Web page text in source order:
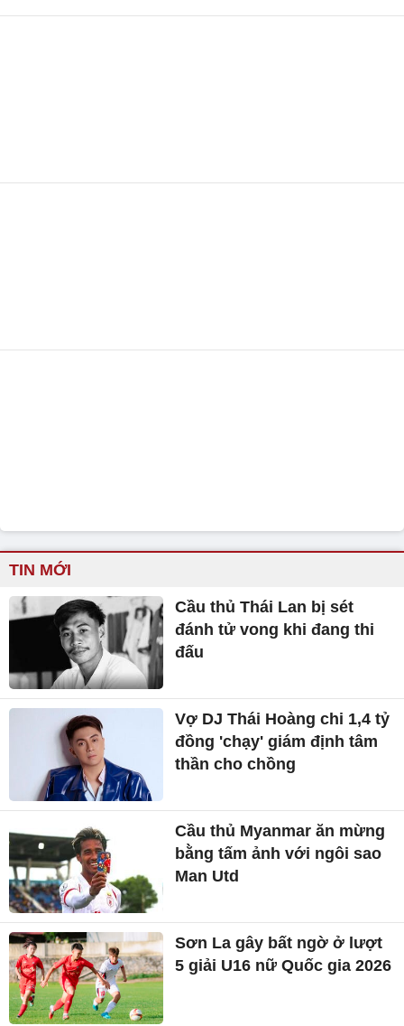
TIN MỚI
Cầu thủ Thái Lan bị sét
đánh tử vong khi đang thi
đấu
Vợ DJ Thái Hoàng chi 1,4 tỷ
đồng 'chạy' giám định tâm
thần cho chồng
Cầu thủ Myanmar ăn mừng
bằng tấm ảnh với ngôi sao
Man Utd
Sơn La gây bất ngờ ở lượt
5 giải U16 nữ Quốc gia 2026